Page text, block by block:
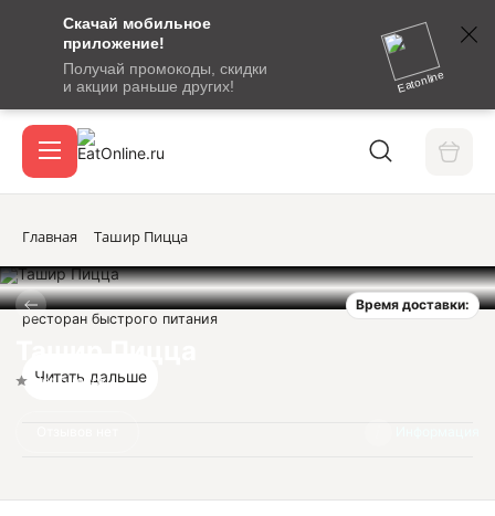
Скачай мобильное
приложение!
Получай промокоды, скидки
и акции раньше других!
Eatonline
сообщение
кодом
подтверждения
Вход / регистрация
Акции
Главная Ташир Пицца
Время доставки:
Нет оценок
ресторан быстрого питания
Читать дальше